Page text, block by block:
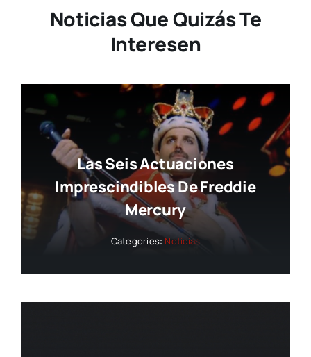
Noticias Que Quizás Te
Interesen
Las Seis Actuaciones
Imprescindibles De Freddie
Mercury
Categories: Noticias